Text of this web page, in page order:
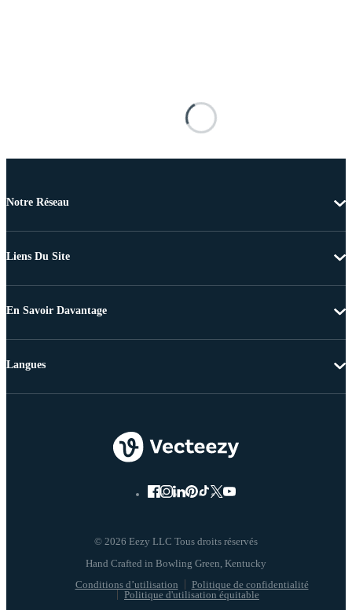
Notre Réseau
Liens Du Site
En Savoir Davantage
© 2026 Eezy LLC Tous droits réservés
Conditions d’utilisation
Politique de confidentialité
Politique d'utilisation équitable
Langues